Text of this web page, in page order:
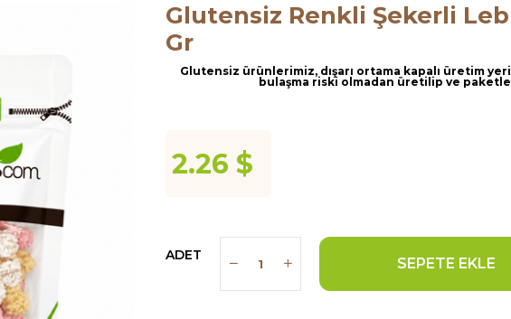
Glutensiz Renkli Şekerli
Gr
Glutensiz ürünlerimiz, dışarı ortama kapalı üretim
bulaşma riski olmadan üretilip ve
2.26 $
ADET